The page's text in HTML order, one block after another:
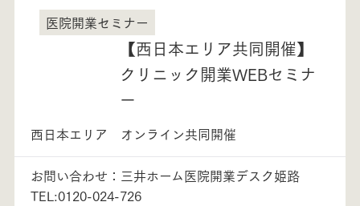
兵庫県
医院開業セミナー
【西日本エリア共同開催】
クリニック開業WEBセミナ
ー
西日本エリア オンライン共同開催
お問い合わせ：三井ホーム医院開業デスク姫路
TEL:0120-024-726